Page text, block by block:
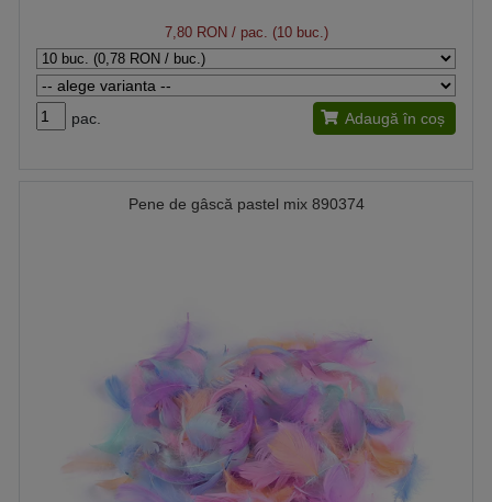
7,80 RON / pac. (10 buc.)
pac. Adaugă în coș
Pene de gâscă pastel mix 890374